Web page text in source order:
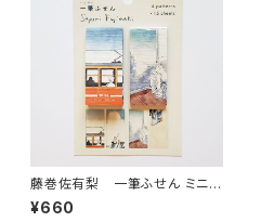
藤巻佐有梨 一筆ふせん ミニ付
箋セット 旅路・生活
¥660